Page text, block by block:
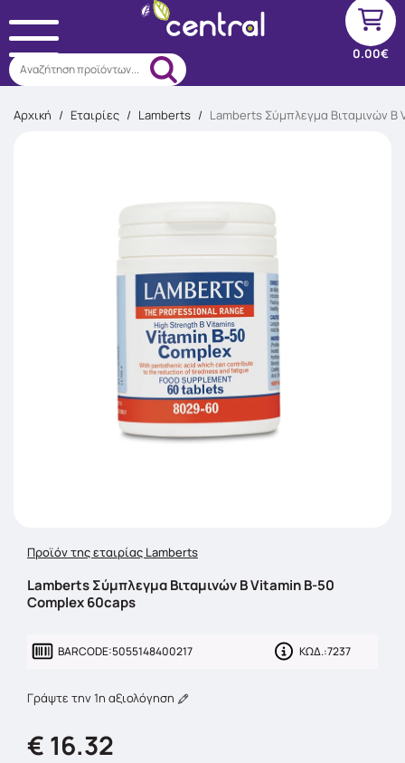
Αναζήτηση προϊόντων...
0.00€
Αρχική / Εταιρίες / Lamberts / Lamberts Σύμπλεγμα Βιταμινών
Προϊόν της εταιρίας Lamberts
Lamberts Σύμπλεγμα Βιταμινών Β Vitamin B-50
Complex 60caps
BARCODE:5055148400217 ΚΩΔ.:7237
Γράψτε την 1η αξιολόγηση
€ 16.32